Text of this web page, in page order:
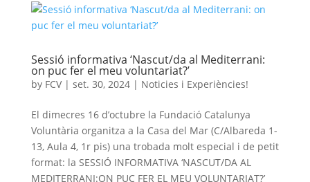
Sessió informativa ‘Nascut/da al Mediterrani:
on puc fer el meu voluntariat?’
by FCV| set. 30, 2024| Noticies i Experiències!
El dimecres 16 d’octubre la Fundació Catalunya
Voluntària organitza a la Casa del Mar (C/Albareda 1-
13, Aula 4, 1r pis) una trobada molt especial i de petit
format: la SESSIÓ INFORMATIVA ‘NASCUT/DA AL
MEDITERRANI:ON PUC FER EL MEU VOLUNTARIAT?’